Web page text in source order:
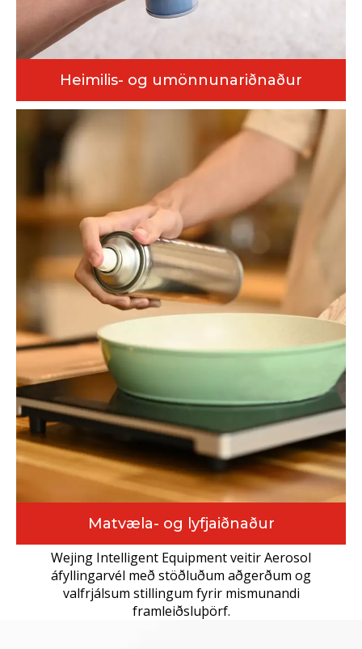
Við afhendum alhliða áfyllingarlausnir fyrir vörur, allt frá
loftfrískandi og eldhúshreinsispreyum til persónulegra
ilmvatna og hárspreya. Búnaður aðlagar sig nákvæmlega
að mismunandi seigju og samsetningum, sameinar
háhraðaframleiðslu með sveigjanlegri skiptingargetu.
Heimilis- og umönnunariðnaður
Matvæla- og lyfjaiðnaður
Wejing Intelligent Equipment veitir Aerosol
áfyllingarvél með stöðluðum aðgerðum og
valfrjálsum stillingum fyrir mismunandi
framleiðsluþörf.